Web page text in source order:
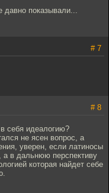
давно показывали...
# 7
# 8
себя идеалогию?
не ясен вопрос, а
уверен, если латиносы
а в дальнюю перспективу
которая найдет себе